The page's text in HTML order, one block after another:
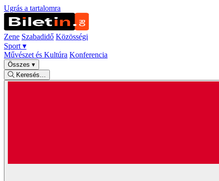
Ugrás a tartalomra
Zene Szabadidő Közösségi
Sport ▾
Művészet és Kultúra Konferencia
Összes ▾
Keresés…